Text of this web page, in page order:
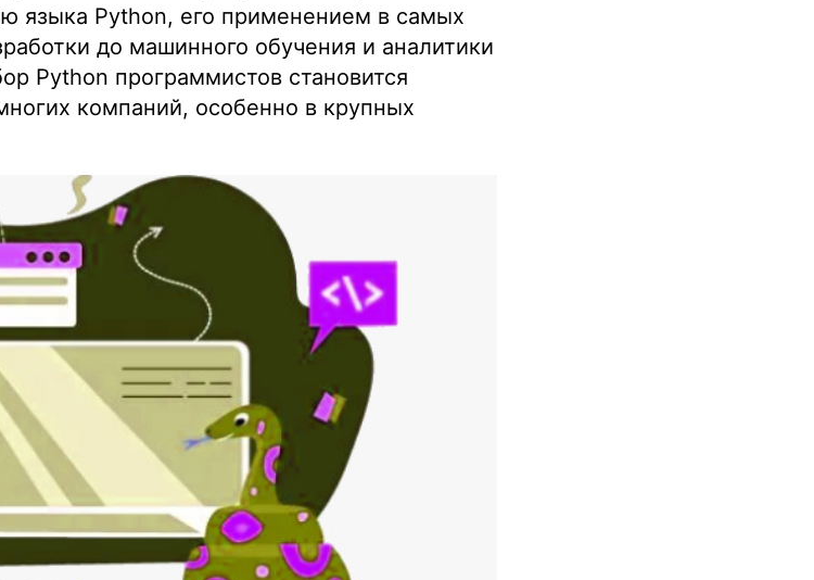
языка Python, его применением в самых
до машинного обучения и аналитики
Python программистов становится
компаний, особенно в крупных